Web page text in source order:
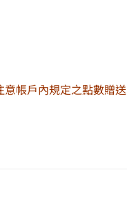
帳戶內規定之點數贈